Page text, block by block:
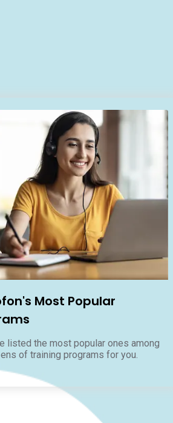
Most Popular
listed the most popular ones among
of training programs for you.